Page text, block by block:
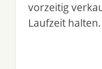
vorzeitig
Laufzeit halten.